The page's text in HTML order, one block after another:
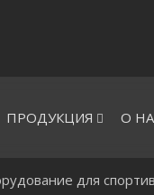
ПРОДУКЦИЯ О
для